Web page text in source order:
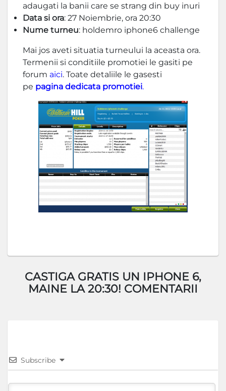
adaugati la banii care se strang din buy inuri
Data si ora: 27 Noiembrie, ora 20:30
Nume turneu: holdemro iphone6 challenge
Mai jos aveti situatia turneului la aceasta ora.
Termenii si conditiile promotiei le gasiti pe
forum aici. Toate detaliile le gasesti
pe pagina dedicata promotiei.
CASTIGA GRATIS UN IPHONE 6,
MAINE LA 20:30! COMENTARII
Subscribe